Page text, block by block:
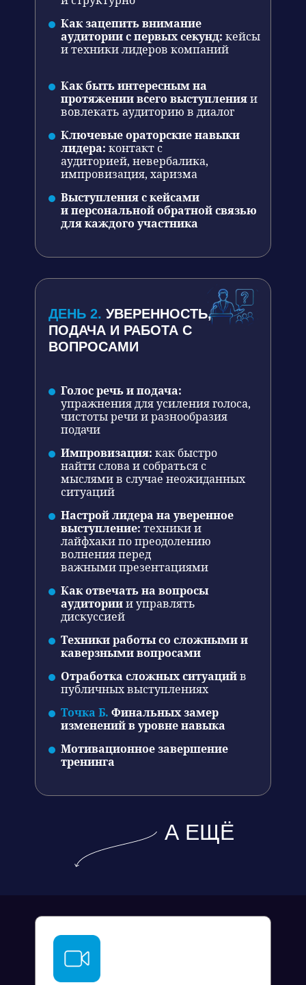
А ЕЩЁ
Как зацепить внимание
аудитории с первых секунд: кейсы
и техники лидеров компаний
Как быть интересным на
протяжении всего выступленияи
вовлекать аудиторию в диалог
Ключевые ораторские навыки
лидера: контакт с
аудиторией, невербалика,
импровизация, харизма
Выступления с кейсами
и персональной обратной связью
для каждого участника
Голос речь и подача:
упражнения для усиления голоса,
чистоты речи и разнообразия
подачи
Импровизация: как быстро
найти слова и собраться с
мыслями в случае неожиданных
ситуаций
Настрой лидера на уверенное
выступление: техники и
лайфхаки по преодолению
волнения перед
важными презентациями
Как отвечать на вопросы
аудиториии управлять
дискуссией
Техники работы со сложными и
каверзными вопросами
Отработка сложных ситуацийв
публичных выступлениях
Точка Б. Финальных замер
изменений в уровне навыка
Мотивационное завершение
тренинга
ДЕНЬ 2. УВЕРЕННОСТЬ,
ПОДАЧА И РАБОТА С
ВОПРОСАМИ